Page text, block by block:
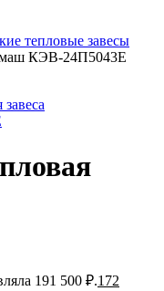
тепловые завесы
КЭВ-24П5043Е
191 500 ₽.172